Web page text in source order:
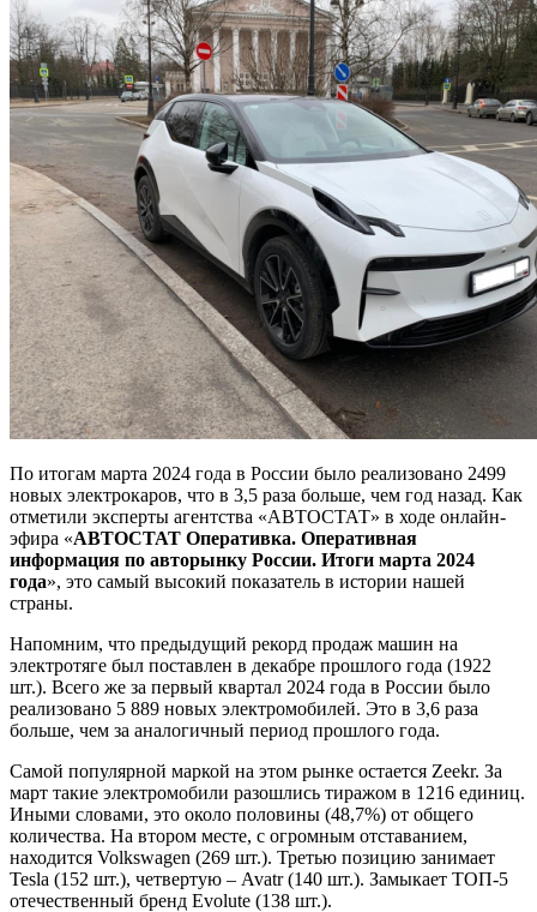
марте
продажи
новых
в
РФ
составили
рекордные
2,5
единиц
По итогам марта 2024 года в России было реализовано 2499
новых электрокаров, что в 3,5 раза больше, чем год назад. Как
отметили эксперты агентства «АВТОСТАТ» в ходе онлайн-
эфира «АВТОСТАТ Оперативка. Оперативная
информация по авторынку России. Итоги марта 2024
года», это самый высокий показатель в истории нашей
страны.
Напомним, что предыдущий рекорд продаж машин на
электротяге был поставлен в декабре прошлого года (1922
шт.). Всего же за первый квартал 2024 года в России было
реализовано 5 889 новых электромобилей. Это в 3,6 раза
больше, чем за аналогичный период прошлого года.
Самой популярной маркой на этом рынке остается Zeekr. За
март такие электромобили разошлись тиражом в 1216 единиц.
Иными словами, это около половины (48,7%) от общего
количества. На втором месте, с огромным отставанием,
находится Volkswagen (269 шт.). Третью позицию занимает
Tesla (152 шт.), четвертую – Avatr (140 шт.). Замыкает ТОП-5
отечественный бренд Evolute (138 шт.).